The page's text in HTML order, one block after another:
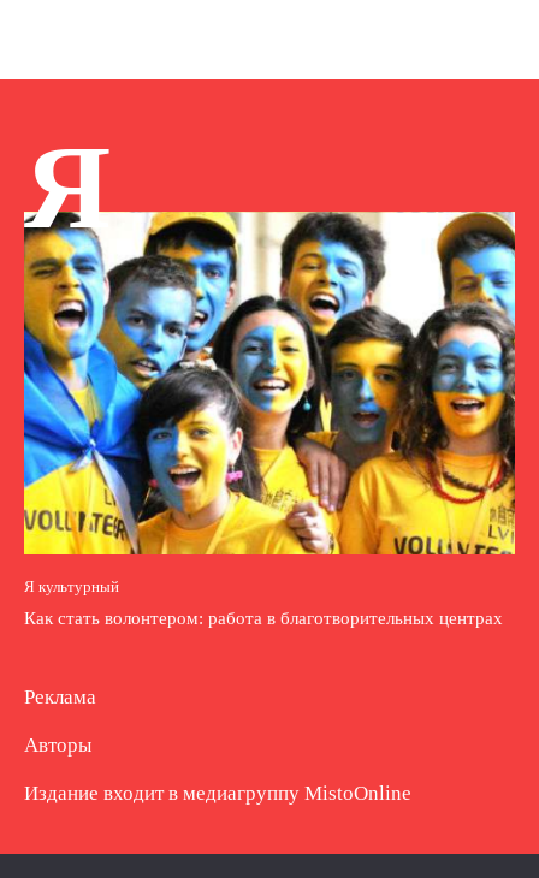
Я
Я культурный
Как стать волонтером: работа в благотворительных центрах
Реклама
Авторы
Издание входит в медиагруппу MistoOnline